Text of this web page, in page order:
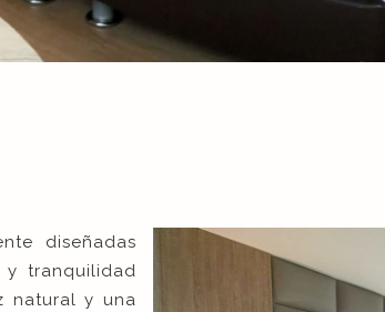
diseñadas
tranquilidad
natural y una